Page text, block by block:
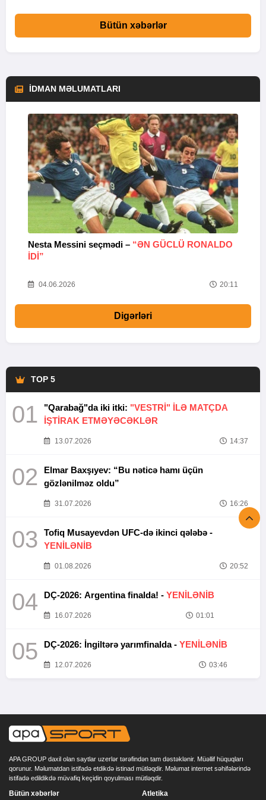
Bütün xəbərlər
İDMAN MƏLUMATLARI
Nesta Messini seçmədi – “ƏN GÜCLÜ RONALDO
IDI”
04.06.2026 20:11
Digərləri
TOP 5
01 "Qarabağ"da iki itki: "VESTRİ" İLƏ MATÇDA
İŞTİRAK ETMƏYƏCƏKLƏR
13.07.2026 14:37
02
Elmar Baxşıyev: “Bu nəticə hamı üçün
gözlənilməz oldu”
31.07.2026 16:26
03
Tofiq Musayevdən UFC-də ikinci qələbə -
YENİLƏNİB
01.08.2026 20:52
04 DÇ-2026: Argentina finalda! - YENİLƏNİB
16.07.2026 01:01
05 DÇ-2026: İngiltərə yarımfinalda - YENİLƏNİB
12.07.2026 03:46
APA GROUP daxil olan saytlar uzerlər tərəfindən tam dəstəklənir. Müəllif hüquqları
qorunur. Məlumatdan istifadə etdikdə istinad mütləqdir. Məlumat internet səhifələrində
istifadə edildikdə müvafiq keçidin qoyulması mütləqdir.
Bütün xəbərlər Atletika